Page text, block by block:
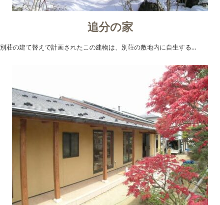
追分の家
別荘の建て替えで計画されたこの建物は、別荘の敷地内に自生する…